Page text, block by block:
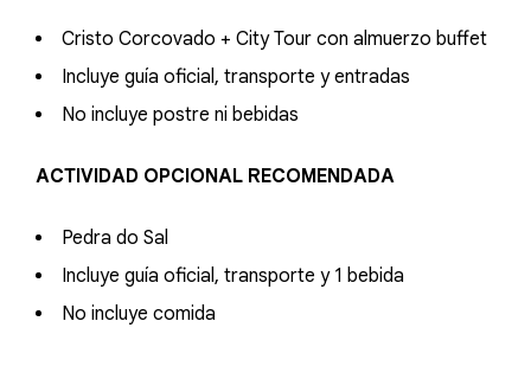
Cristo Corcovado + City Tour con almuerzo buffet
Incluye guía oficial, transporte y entradas
No incluye postre ni bebidas
ACTIVIDAD OPCIONAL RECOMENDADA
Pedra do Sal
Incluye guía oficial, transporte y 1 bebida
No incluye comida